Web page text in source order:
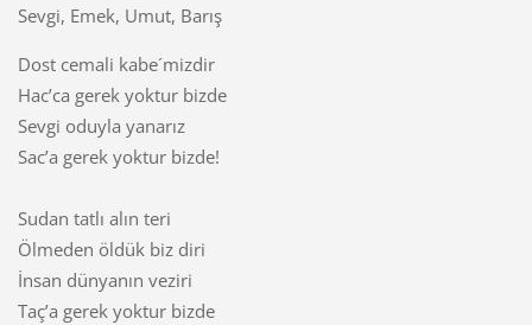
Sevgi, Emek, Umut, Barış
Dost cemali kabe´mizdir
Hac’ca gerek yoktur bizde
Sevgi oduyla yanarız
Sac’a gerek yoktur bizde!
Sudan tatlı alın teri
Ölmeden öldük biz diri
İnsan dünyanın veziri
Taç’a gerek yoktur bizde